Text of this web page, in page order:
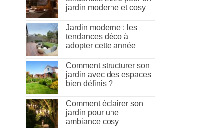
jardin moderne et cosy
Jardin moderne : les
tendances déco à
adopter cette année
Comment structurer son
jardin avec des espaces
bien définis ?
Comment éclairer son
jardin pour une
ambiance cosy